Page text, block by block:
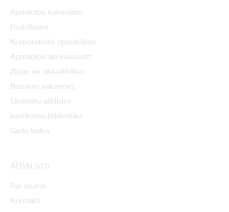
Apmācību kalendārs
Praktikumi
Korporatīvās apmācības
Apmācību abonements
Ziņas un aktualitātes
Nozares vakances
Ekspertu atbildes
Iepirkumu bibliotēka
Gada balva
ATBALSTS
Par mums
Kontakti